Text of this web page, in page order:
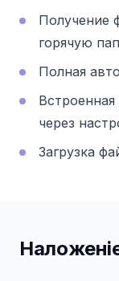
Получение
горячую
Полная
через
Загрузка
Наложенiе